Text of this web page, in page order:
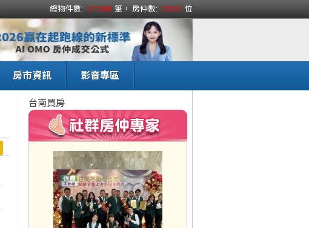
總物件數: 111590 筆， 房仲數: 15331 位
房市資訊 影音專區
台南買房